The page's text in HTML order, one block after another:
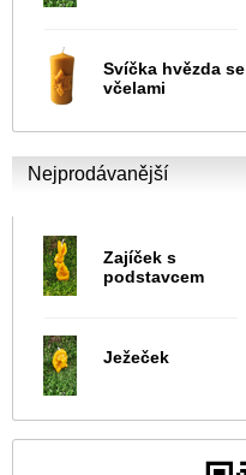
Svíčka hvězda se
včelami
Nejprodávanější
Zajíček s
podstavcem
Ježeček